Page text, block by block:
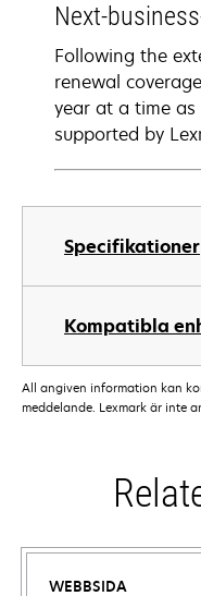
Specifikationer
Kompatibla
Next-
Following the
renewal
year at a time
supported by
All angiven information kan
meddelande. Lexmark är inte
WEBBSIDA